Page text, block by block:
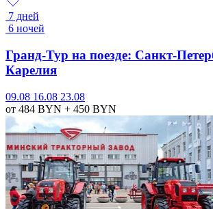
7 дней
6 ночей
Гранд-Тур на поезде: Санкт-
Карелия
09.08 16.08 23.08
от 484 BYN + 450 BYN